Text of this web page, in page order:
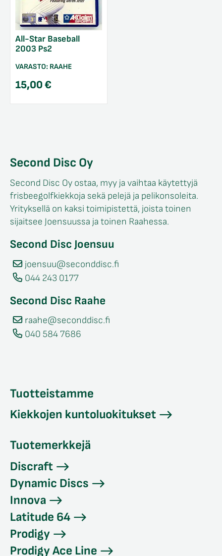
All-Star Baseball
2003 Ps2
VARASTO: RAAHE
15,00€
Second Disc Oy
Second Disc Oy ostaa, myy ja vaihtaa käytettyjä
frisbeegolfkiekkoja sekä pelejä ja pelikonsoleita.
Yrityksellä on kaksi toimipistettä, joista toinen
sijaitsee Joensuussa ja toinen Raahessa.
Second Disc Joensuu
joensuu@seconddisc.fi
044 243 0177
Second Disc Raahe
raahe@seconddisc.fi
040 584 7686
Tuotteistamme
Kiekkojen kuntoluokitukset
Tuotemerkkejä
Discraft
Dynamic Discs
Innova
Latitude 64
Prodigy
Prodigy Ace Line